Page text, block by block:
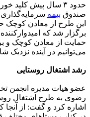
حدود ۳ سال پیش
صندوق بیمه
این طرح از معادن کوچک
برگزار شد که
حمایت از معادن کوچک و
می‌توانیم در آینده نزدیک
رشد اشتغال روستایی
عضو هیات مدیره انجمن
رضوی به طرح اشتغال
اشاره کرد و گفت: از